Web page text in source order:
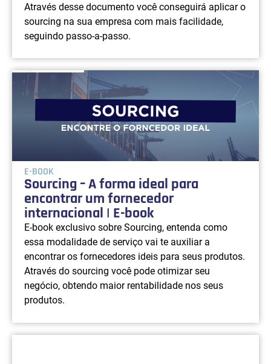
Através desse documento você conseguirá aplicar o
sourcing na sua empresa com mais facilidade,
seguindo passo-a-passo.
E-BOOK
Sourcing – A forma ideal para
encontrar um fornecedor
internacional | E-book
E-book exclusivo sobre Sourcing, entenda como
essa modalidade de serviço vai te auxiliar a
encontrar os fornecedores ideis para seus produtos.
Através do sourcing você pode otimizar seu
negócio, obtendo maior rentabilidade nos seus
produtos.